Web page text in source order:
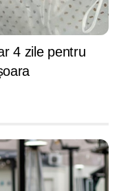
4 zile pentru